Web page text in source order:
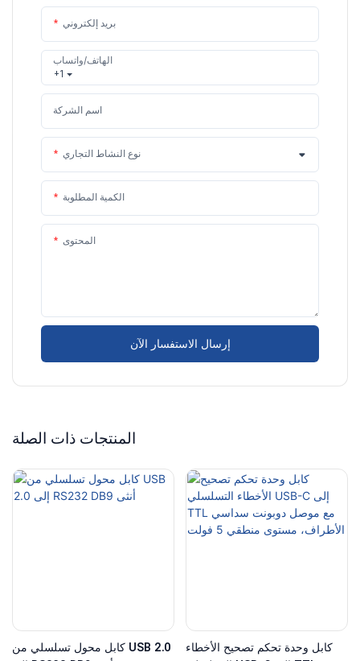
بريد إلكتروني
+1
الهاتف/واتساب
اسم الشركة
نوع النشاط التجاري
الكمية المطلوبة
المحتوى
إرسال الاستفسار الآن
المنتجات ذات الصلة
كابل محول تسلسلي من USB 2.0
كابل وحدة تحكم تصحيح الأخطاء